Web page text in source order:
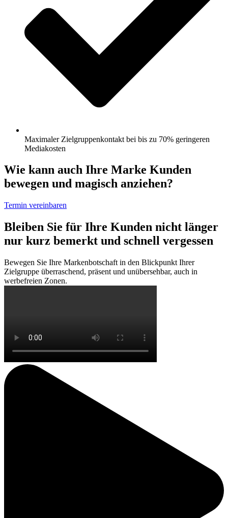
Maximaler Zielgruppenkontakt bei bis zu 70% geringeren
Mediakosten
Wie kann auch Ihre Marke Kunden
bewegen und magisch anziehen?
Termin vereinbaren
Bleiben Sie für Ihre Kunden nicht länger
nur kurz bemerkt und schnell vergessen
Bewegen Sie Ihre Markenbotschaft in den Blickpunkt Ihrer
Zielgruppe überraschend, präsent und unübersehbar, auch in
werbefreien Zonen.